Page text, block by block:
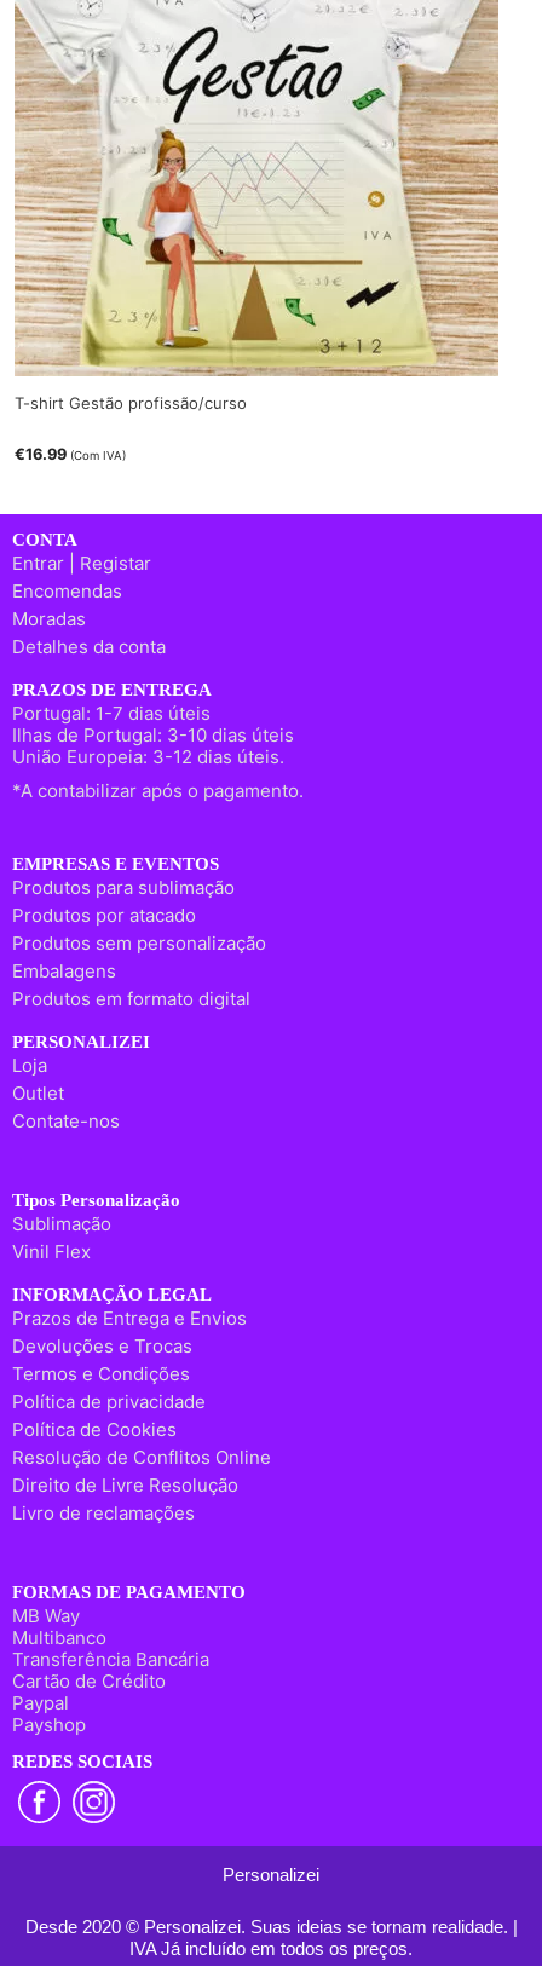
T-shirt Gestão profissão/curso
€16.99 (Com IVA)
CONTA
Entrar | Registar
Encomendas
Moradas
Detalhes da conta
PRAZOS DE ENTREGA
Portugal: 1-7 dias úteis
Ilhas de Portugal: 3-10 dias úteis
União Europeia: 3-12 dias úteis.
*A contabilizar após o pagamento.
EMPRESAS E EVENTOS
Produtos para sublimação
Produtos por atacado
Produtos sem personalização
Embalagens
Produtos em formato digital
PERSONALIZEI
Loja
Outlet
Contate-nos
Tipos Personalização
Sublimação
Vinil Flex
INFORMAÇÃO LEGAL
Prazos de Entrega e Envios
Devoluções e Trocas
Termos e Condições
Política de privacidade
Política de Cookies
Resolução de Conflitos Online
Direito de Livre Resolução
Livro de reclamações
FORMAS DE PAGAMENTO
MB Way
Multibanco
Transferência Bancária
Cartão de Crédito
Paypal
Payshop
REDES SOCIAIS
Personalizei
Desde 2020 © Personalizei. Suas ideias se tornam realidade. |
IVA Já incluído em todos os preços.